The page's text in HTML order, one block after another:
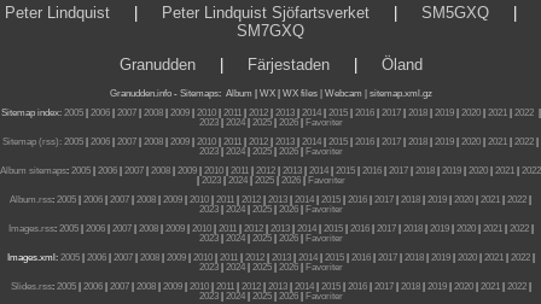
Peter Lindquist
Peter Lindquist Sjöfartsverket SM5GXQ
SM7GXQ
Granudden| Färjestaden| Öland
Granudden.info- Sitemaps: Album WX WX files | Webcam |
sitemap.xml.gz
Sitemap index: 2005| 2006| 2007| 2008| 2009| 2010| 2011| 2012| 2013| 2014| 2015| 2016| 2017| 2018| 2019| 2020| 2021| 2022|
2023| 2024| 2025| 2026|
Favoriter
Sitemap (rss): 2005 2006 2007 2008 2009 2010 2011 2012 2013 2014 2015 2016 2017 2018 2019 2020 2021 2022
2023| 2024| 2025| 2026|
Favoriter
Album sitemaps: 2005 2006 2007 2008 2009 2010 2011 2012 2013 2014 2015 2016 2017 2018 2019 2020 2021
2022
2023| 2024| 2025| 2026|
Favoriter
Album.rss: 2005 2006 2007 2008 2009 2010 2011 2012 2013 2014 2015 2016 2017 2018 2019 2020 2021 2022
2023| 2024| 2025| 2026|
Favoriter
Images.rss: 2005| 2006| 2007| 2008| 2009| 2010| 2011| 2012| 2013| 2014| 2015| 2016| 2017| 2018| 2019| 2020| 2021| 2022|
2023| 2024| 2025| 2026|
Favoriter
Images.xml: 2005| 2006| 2007| 2008| 2009| 2010| 2011| 2012| 2013| 2014| 2015| 2016| 2017| 2018| 2019| 2020| 2021| 2022|
2023| 2024| 2025| 2026|
Favoriter
Slides.rss: 2005| 2006| 2007| 2008| 2009| 2010| 2011| 2012| 2013| 2014| 2015| 2016| 2017| 2018| 2019| 2020| 2021| 2022|
2023| 2024| 2025| 2026|
Favoriter